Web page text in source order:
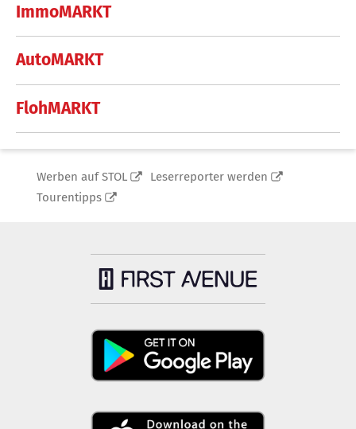
ImmoMARKT
AutoMARKT
FlohMARKT
Werben auf STOL
Leserreporter werden
Tourentipps